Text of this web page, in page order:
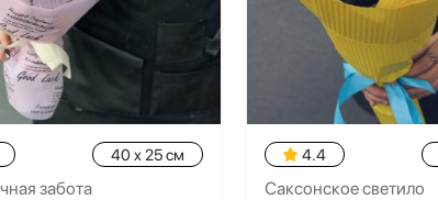
40 x 25 см
забота
4.4
Саксонское светило